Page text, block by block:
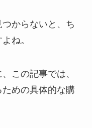
からないと、ち
ね。
この記事では、
めの具体的な購